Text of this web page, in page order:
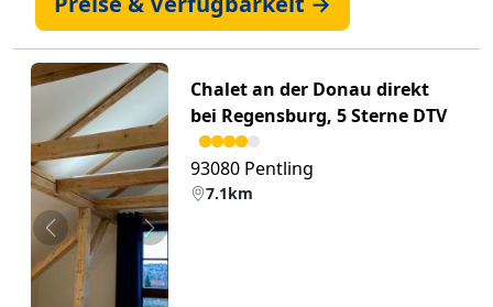
Zurück Weiter
Chalet an der Donau direkt
bei Regensburg, 5 Sterne DTV
93080 Pentling
7.1km